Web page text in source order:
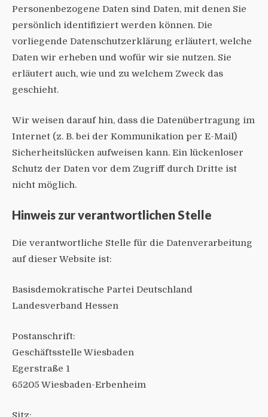
Personenbezogene Daten sind Daten, mit denen Sie
persönlich identifiziert werden können. Die
vorliegende Datenschutzerklärung erläutert, welche
Daten wir erheben und wofür wir sie nutzen. Sie
erläutert auch, wie und zu welchem Zweck das
geschieht.
Wir weisen darauf hin, dass die Datenübertragung im
Internet (z. B. bei der Kommunikation per E-Mail)
Sicherheitslücken aufweisen kann. Ein lückenloser
Schutz der Daten vor dem Zugriff durch Dritte ist
nicht möglich.
Hinweis zur verantwortlichen Stelle
Die verantwortliche Stelle für die Datenverarbeitung
auf dieser Website ist:
Basisdemokratische Partei Deutschland
Landesverband Hessen
Postanschrift:
Geschäftsstelle Wiesbaden
Egerstraße 1
65205 Wiesbaden-Erbenheim